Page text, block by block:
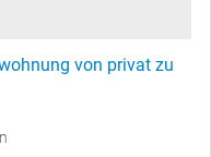
von privat zu